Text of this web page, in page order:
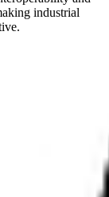
industrial